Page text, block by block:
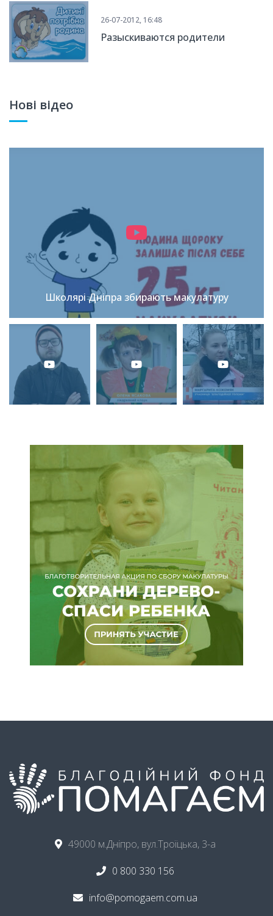
26-07-2012, 16:48
Разыскиваются родители
Нові відео
Школярі Дніпра збирають макулатуру
49000 м.Дніпро, вул.Троїцька, 3-а
0 800 330 156
info@pomogaem.com.ua